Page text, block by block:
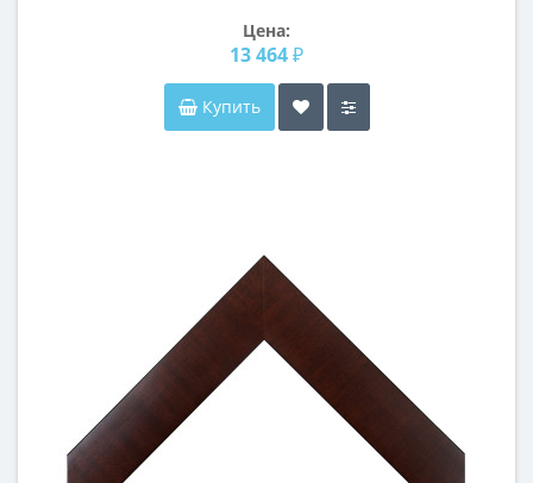
Цена:
13 464 ₽
Купить